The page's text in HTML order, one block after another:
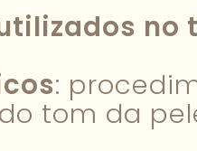
:
tom da